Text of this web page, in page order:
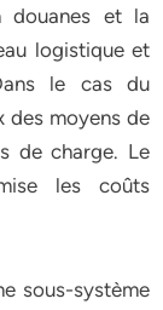
douanes et la
logistique et
le cas du
des moyens de
de charge. Le
les coûts
sous-système